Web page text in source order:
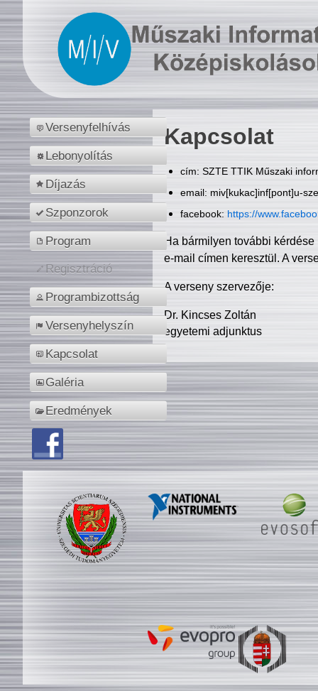
Versenyfelhívás
Lebonyolítás
Díjazás
Szponzorok
Program
Regisztráció
Programbizottság
Versenyhelyszín
Kapcsolat
Galéria
Eredmények
Kapcsolat
cím: SZTE TTIK Műszaki
email: miv[kukac]inf[pont]u-
facebook: https://
Ha bármilyen további
e-mail címen keresztül. A
A verseny szervezője:
Dr. Kincses Zoltán
egyetemi adjunktus